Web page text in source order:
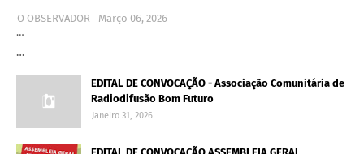
O OBSERVADOR
Março 06, 2026
…
…
EDITAL DE CONVOCAÇÃO - Associação Comunitária de
Radiodifusão Bom Futuro
Janeiro 31, 2026